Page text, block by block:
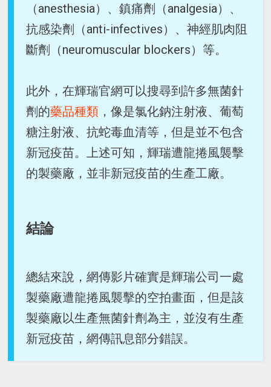
（anesthesia）、鎮痛劑（analgesia）、
抗感染劑（anti-infectives）、神經肌肉阻
斷劑（neuromuscular blockers）等。
此外，在輝瑞官網可以搜尋到許多無菌針
劑的藥品種類 ，像是氯化鈉注射液、葡萄
糖注射液、抗蛇毒血清等，但是並不包含
新冠疫苗。上述可知，輝瑞遭龍捲風襲擊
的製藥廠，並非新冠疫苗的生產工廠。
結論
總結來說，網傳影片確實是輝瑞公司一處
製藥廠遭龍捲風襲擊的空拍畫面，但是該
製藥廠以生產無菌針劑為主，並沒有生產
新冠疫苗，網傳訊息部分錯誤。